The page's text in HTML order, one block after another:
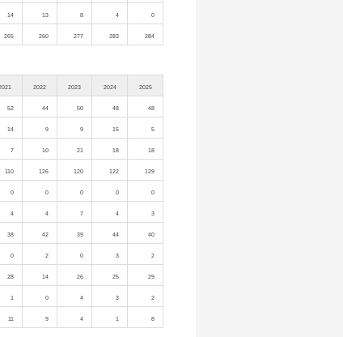
14 13 8 4 0
265 260 277 283 284
2022 2023 2024 2025
52 44 50 48 48
14 9 9 15 5
7 10 21 18 18
110 126 120 122 129
0 0 0 0 0
4 4 7 4 3
38 42 39 44 40
0 2 0 3 2
28 14 26 25 29
1 0 4 3 2
11 9 4 1 8